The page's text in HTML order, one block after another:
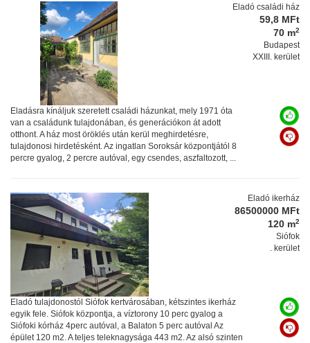
Eladó családi ház
59,8 MFt
70 m2
Budapest
XXIII. kerület
Eladásra kínáljuk szeretett családi házunkat, mely 1971 óta
van a családunk tulajdonában, és generációkon át adott
otthont. A ház most öröklés után kerül meghirdetésre,
tulajdonosi hirdetésként. Az ingatlan Soroksár központjától 8
percre gyalog, 2 percre autóval, egy csendes, aszfaltozott, ...
Eladó ikerház
86500000 MFt
120 m2
Siófok
. kerület
Eladó tulajdonostól Siófok kertvárosában, kétszintes ikerház
egyik fele. Siófok központja, a víztorony 10 perc gyalog a
Siófoki kórház 4perc autóval, a Balaton 5 perc autóval Az
épület 120 m2. A teljes teleknagysága 443 m2. Az alsó szinten